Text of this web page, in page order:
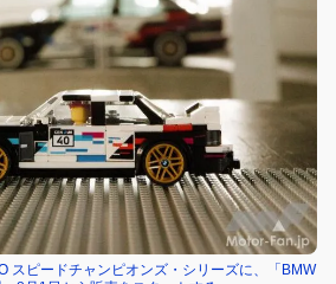
スピードチャンピオンズ・シリーズに、「BMW